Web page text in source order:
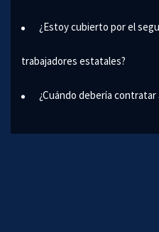
¿Estoy cubierto por el
trabajadores estatales?
¿Cuándo debería